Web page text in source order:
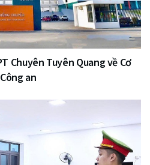
Chuyên Tuyên Quang về Cơ
an